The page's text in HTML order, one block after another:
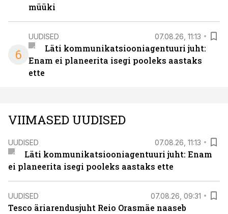
müüki
6
UUDISED 07.08.26, 11:13
Läti kommunikatsiooniagentuuri juht:
Enam ei planeerita isegi pooleks aastaks
ette
VIIMASED UUDISED
UUDISED 07.08.26, 11:13
Läti kommunikatsiooniagentuuri juht: Enam
ei planeerita isegi pooleks aastaks ette
UUDISED 07.08.26, 09:31
Tesco äriarendusjuht Reio Orasmäe naaseb